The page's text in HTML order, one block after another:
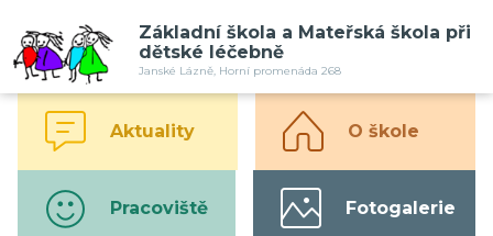
Základní škola a Mateřská škola při
dětské léčebně
Janské Lázně, Horní promenáda 268
Aktuality O škole
Pracoviště Fotogalerie